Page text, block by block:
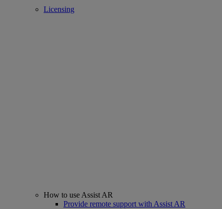
Licensing
How to use Assist AR
Provide remote support with Assist AR